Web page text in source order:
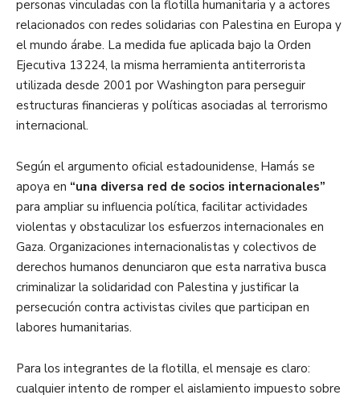
personas vinculadas con la flotilla humanitaria y a actores
relacionados con redes solidarias con Palestina en Europa y
el mundo árabe. La medida fue aplicada bajo la Orden
Ejecutiva 13224, la misma herramienta antiterrorista
utilizada desde 2001 por Washington para perseguir
estructuras financieras y políticas asociadas al terrorismo
internacional.
Según el argumento oficial estadounidense, Hamás se
apoya en “una diversa red de socios internacionales”
para ampliar su influencia política, facilitar actividades
violentas y obstaculizar los esfuerzos internacionales en
Gaza. Organizaciones internacionalistas y colectivos de
derechos humanos denunciaron que esta narrativa busca
criminalizar la solidaridad con Palestina y justificar la
persecución contra activistas civiles que participan en
labores humanitarias.
Para los integrantes de la flotilla, el mensaje es claro:
cualquier intento de romper el aislamiento impuesto sobre